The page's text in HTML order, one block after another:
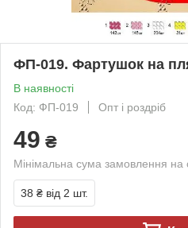
ФП-019. Фартушок на
В наявності
Код: ФП-019
Опт і роздріб
49 ₴
Мінімальна сума замовлення на
38 ₴ від 2 шт.